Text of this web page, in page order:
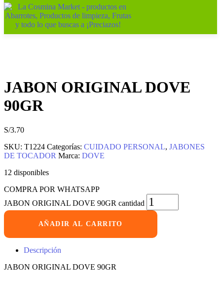
JABON ORIGINAL DOVE
90GR
S/3.70
SKU: T1224 Categorías: CUIDADO PERSONAL, JABONES
DE TOCADOR Marca: DOVE
12 disponibles
COMPRA POR WHATSAPP
JABON ORIGINAL DOVE 90GR cantidad
AÑADIR AL CARRITO
Descripción
JABON ORIGINAL DOVE 90GR